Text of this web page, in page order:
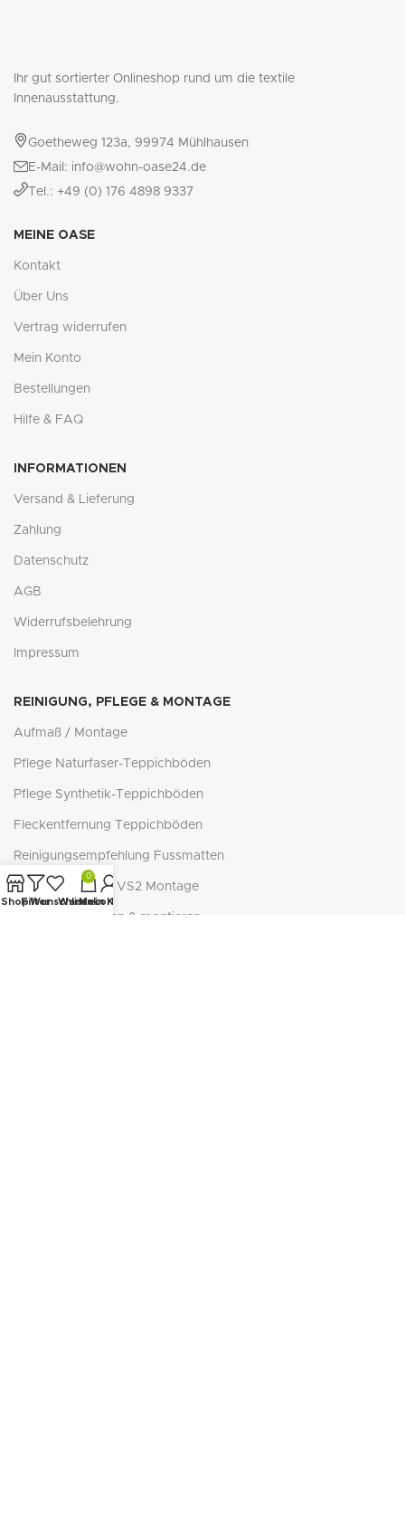
Ihr gut sortierter Onlineshop rund um die textile
Innenausstattung.
Goetheweg 123a, 99974 Mühlhausen
E-Mail: info@wohn-oase24.de
Tel.: +49 (0) 176 4898 9337
MEINE OASE
Kontakt
Über Uns
Vertrag widerrufen
Mein Konto
Bestellungen
Hilfe & FAQ
INFORMATIONEN
Versand & Lieferung
Zahlung
Datenschutz
AGB
Widerrufsbelehrung
Impressum
REINIGUNG, PFLEGE & MONTAGE
Aufmaß / Montage
Pflege Naturfaser-Teppichböden
Pflege Synthetik-Teppichböden
Fleckentfernung Teppichböden
Reinigungsempfehlung Fussmatten
Cosiflor® Plissee VS2 Montage
Plissee ausmessen & montieren
ShopFilter
Wunschliste
0
Warenkorb
Mein Konto